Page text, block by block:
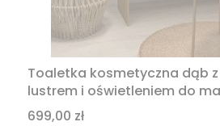
Toaletka kosmetyczna dąb
lustrem i oświetleniem do
Cena
699,00 zł